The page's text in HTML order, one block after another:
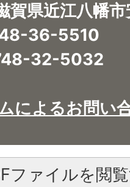
県近江八幡
36-5510
32-5032
によるお問い
ファイルを閲